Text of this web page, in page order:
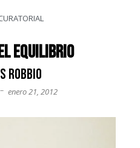
equilibrio
Robbio
– enero 21, 2012